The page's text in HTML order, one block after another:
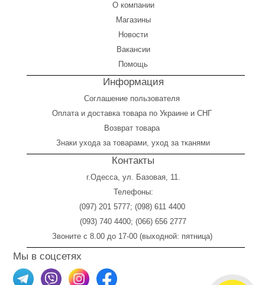
О компании
Магазины
Новости
Вакансии
Помощь
Информация
Соглашение пользователя
Оплатаи доставка товара по Украине и СНГ
Возврат товара
Знаки ухода за товарами, уход за тканями
Контакты
г.Одесса, ул. Базовая, 11.
Телефоны:
(097) 201 5777; (098) 611 4400
(093) 740 4400; (066) 656 2777
Звоните с 8.00 до 17-00 (выходной: пятница)
Мы в соцсетях